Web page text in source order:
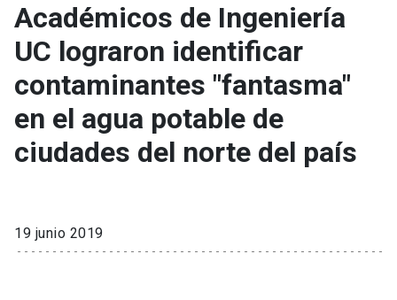
Facultades, escuelas e
institutos
Investigación
Internacionalización
Vinculación
Académicos de Ingeniería
UC lograron identificar
contaminantes "fantasma"
en el agua potable de
ciudades del norte del país
19 junio 2019